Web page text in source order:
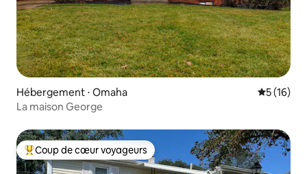
Hébergement ⋅ Omaha
5 (16)
La maison George
Coups de cœur voyageurs les plus appréciés
Coup de cœur voyageurs